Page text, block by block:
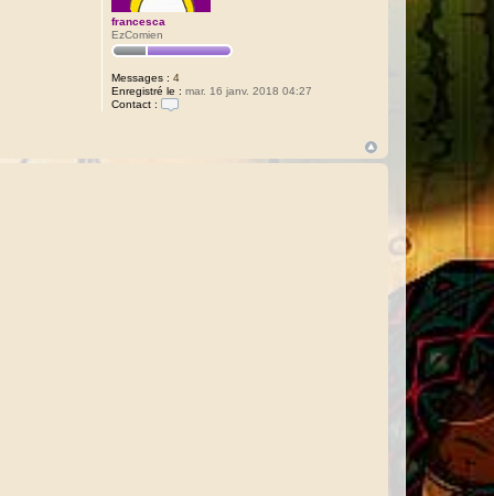
francesca
EzComien
Messages : 4
Enregistré le : mar. 16 janv. 2018 04:27
Contact :